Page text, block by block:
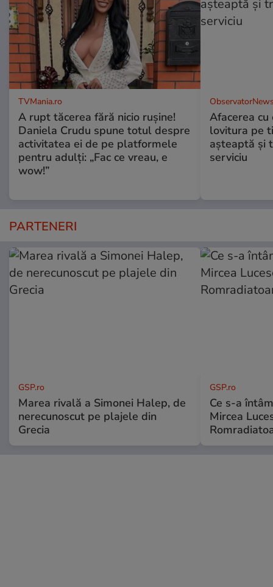
TVMania.ro
A rupt tăcerea fără nicio rușine!
Daniela Crudu spune totul despre
activitatea ei de pe platformele
pentru adulți: „Fac ce vreau, e
wow!”
Afacerea
lovitura pe
aşteaptă şi
serviciu
PARTENERI
GSP.ro
Marea rivală a Simonei Halep, de
nerecunoscut pe plajele din
Grecia
GSP.ro
Ce s-a
Mircea